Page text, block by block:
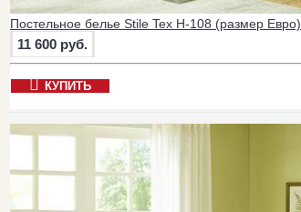
Постельное белье Stile Tex H-108 (размер Евро)
11 600 руб.
КУПИТЬ